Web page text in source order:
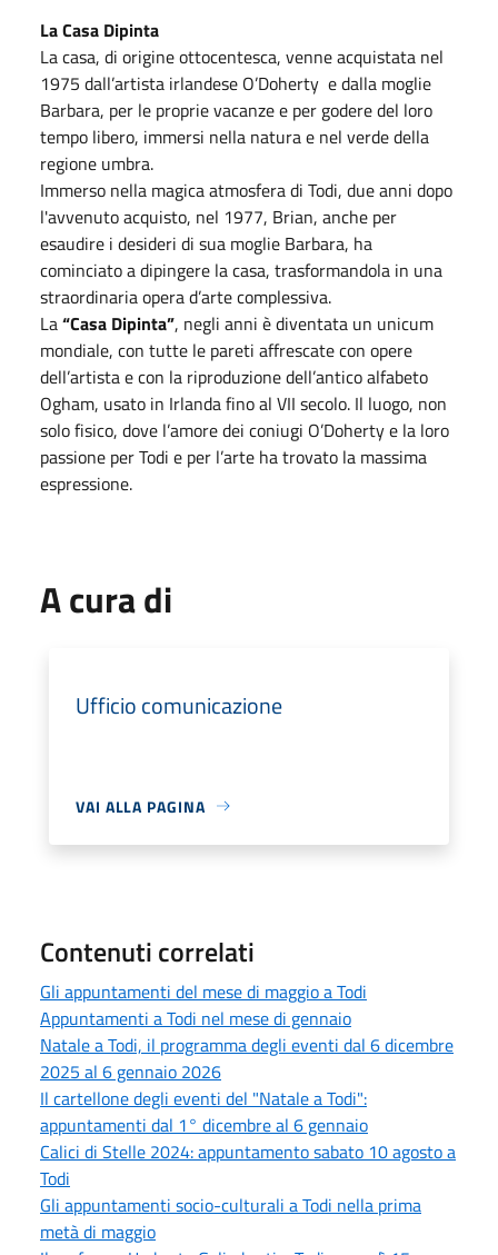
La Casa Dipinta
La casa, di origine ottocentesca, venne acquistata nel
1975 dall’artista irlandese O’Doherty e dalla moglie
Barbara, per le proprie vacanze e per godere del loro
tempo libero, immersi nella natura e nel verde della
regione umbra.
Immerso nella magica atmosfera di Todi, due anni dopo
l'avvenuto acquisto, nel 1977, Brian, anche per
esaudire i desideri di sua moglie Barbara, ha
cominciato a dipingere la casa, trasformandola in una
straordinaria opera d’arte complessiva.
La“Casa Dipinta”, negli anni è diventata un unicum
mondiale, con tutte le pareti affrescate con opere
dell’artista e con la riproduzione dell’antico alfabeto
Ogham, usato in Irlanda fino al VII secolo. Il luogo, non
solo fisico, dove l’amore dei coniugi O’Doherty e la loro
passione per Todi e per l’arte ha trovato la massima
espressione.
A cura di
Ufficio comunicazione
VAI ALLA PAGINA
Contenuti correlati
Gli appuntamenti del mese di maggio a Todi
Appuntamenti a Todi nel mese di gennaio
Natale a Todi, il programma degli eventi dal 6 dicembre
2025 al 6 gennaio 2026
Il cartellone degli eventi del "Natale a Todi":
appuntamenti dal 1° dicembre al 6 gennaio
Calici di Stelle 2024: appuntamento sabato 10 agosto a
Todi
Gli appuntamenti socio-culturali a Todi nella prima
metà di maggio